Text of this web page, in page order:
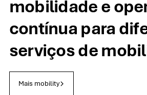
mobilidade e
contínua para
serviços de
Mais mobility